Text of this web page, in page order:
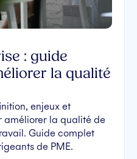
: guide
la qualité
enjeux et
améliorer la qualité de
Guide complet
de PME.